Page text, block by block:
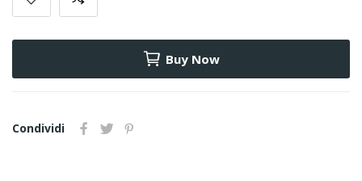
Buy Now
Condividi